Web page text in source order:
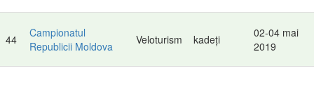
44
Campionatul
Republicii Moldova
Veloturism kadeți
02-04 mai
2019